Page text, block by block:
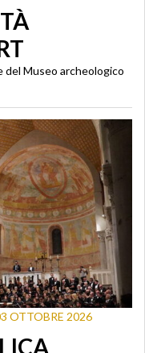
del Museo archeologico
OTTOBRE 2026